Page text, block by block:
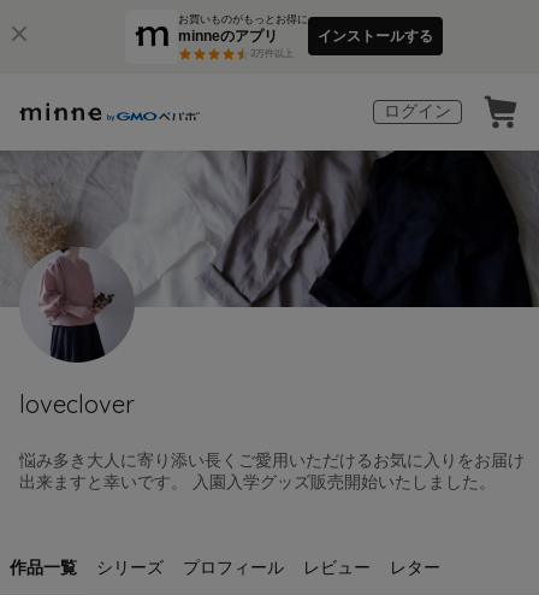
お買いものがもっとお得に
minneのアプリ
3万件以上
インストールする
ログイン
loveclover
悩み多き大人に寄り添い長くご愛用いただけるお気に入りをお届け
出来ますと幸いです。 入園入学グッズ販売開始いたしました。
作品一覧 シリーズ プロフィール レビュー レター